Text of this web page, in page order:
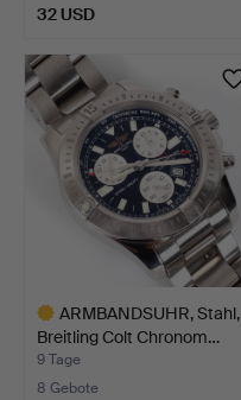
32 USD
ARMBANDSUHR, Stahl,
Breitling Colt Chronom…
9 Tage
8 Gebote